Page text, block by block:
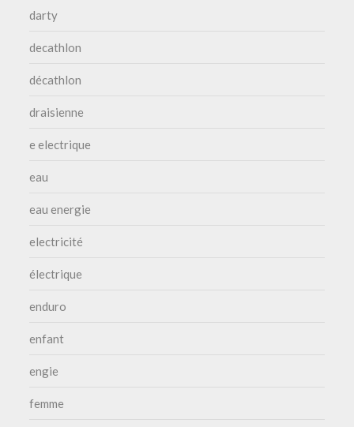
darty
decathlon
décathlon
draisienne
e electrique
eau
eau energie
electricité
électrique
enduro
enfant
engie
femme